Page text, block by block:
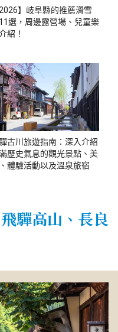
2026】岐阜縣的推薦滑雪
選，周邊露營場、兒童樂
紹！
古川旅遊指南：深入介紹
歷史氣息的觀光景點、美
體驗活動以及溫泉旅宿
驒高山、長良